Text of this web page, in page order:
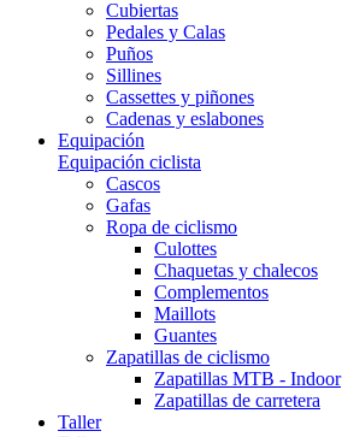
Cubiertas
Pedales y Calas
Puños
Sillines
Cassettes y piñones
Cadenas y eslabones
Equipación
Equipación ciclista
Cascos
Gafas
Ropa de ciclismo
Culottes
Chaquetas y chalecos
Complementos
Maillots
Guantes
Zapatillas de ciclismo
Zapatillas MTB - Indoor
Zapatillas de carretera
Taller